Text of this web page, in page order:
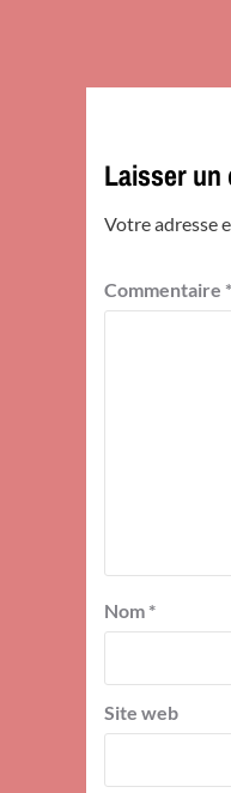
Laisser
Votre adresse
Commentaire *
Nom *
Site web